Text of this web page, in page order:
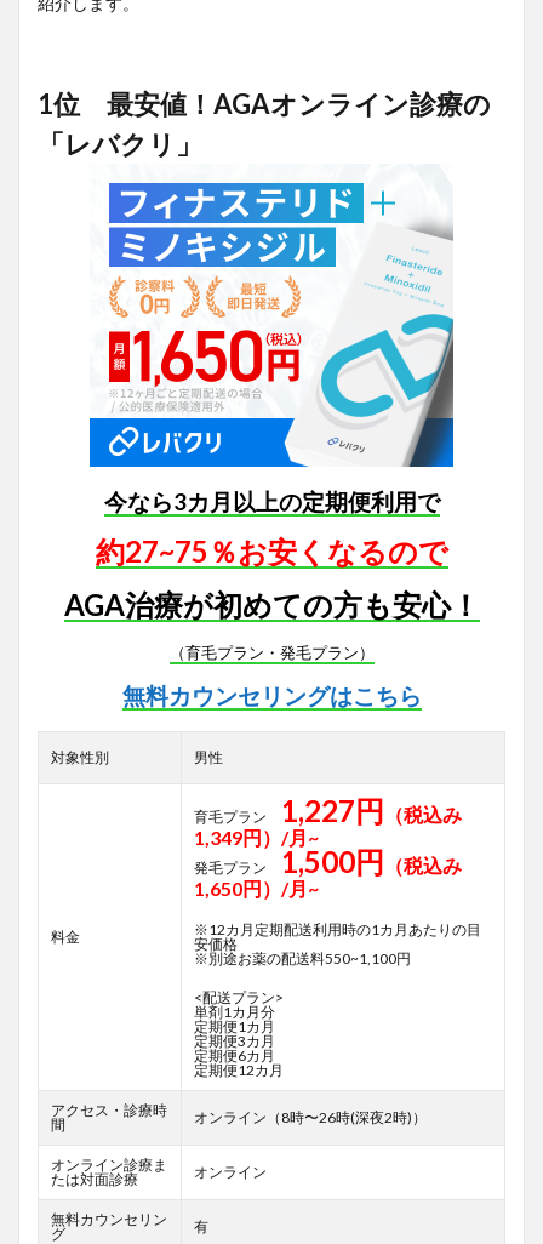
1位 最安値！AGAオンライン診療の
「レバクリ」
今なら3カ月以上の定期便利用で
約27~75％お安くなるので
AGA治療が初めての方も安心！
（育毛プラン・発毛プラン）
無料カウンセリングはこちら
対象性別 男性
料金
育毛プラン 1,227円 （税込み
1,349円）/月~
発毛プラン 1,500円 （税込み
1,650円）/月~
※12カ月定期配送利用時の1カ月あたりの目
安価格
※別途お薬の配送料550~1,100円
<配送プラン>
単剤1カ月分
定期便1カ月
定期便3カ月
定期便6カ月
定期便12カ月
アクセス・診療時
間
オンライン（8時〜26時(深夜2時)）
オンライン診療ま
たは対面診療
オンライン
無料カウンセリン
グ
有